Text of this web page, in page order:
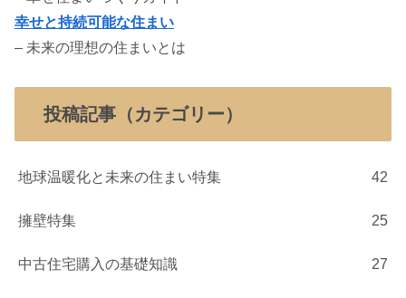
幸せと持続可能な住まい
– 未来の理想の住まいとは
投稿記事（カテゴリー）
地球温暖化と未来の住まい特集 42
擁壁特集 25
中古住宅購入の基礎知識 27